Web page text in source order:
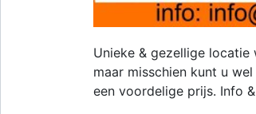
Unieke & gezellige
maar misschien kunt u
een voordelige prijs. Info